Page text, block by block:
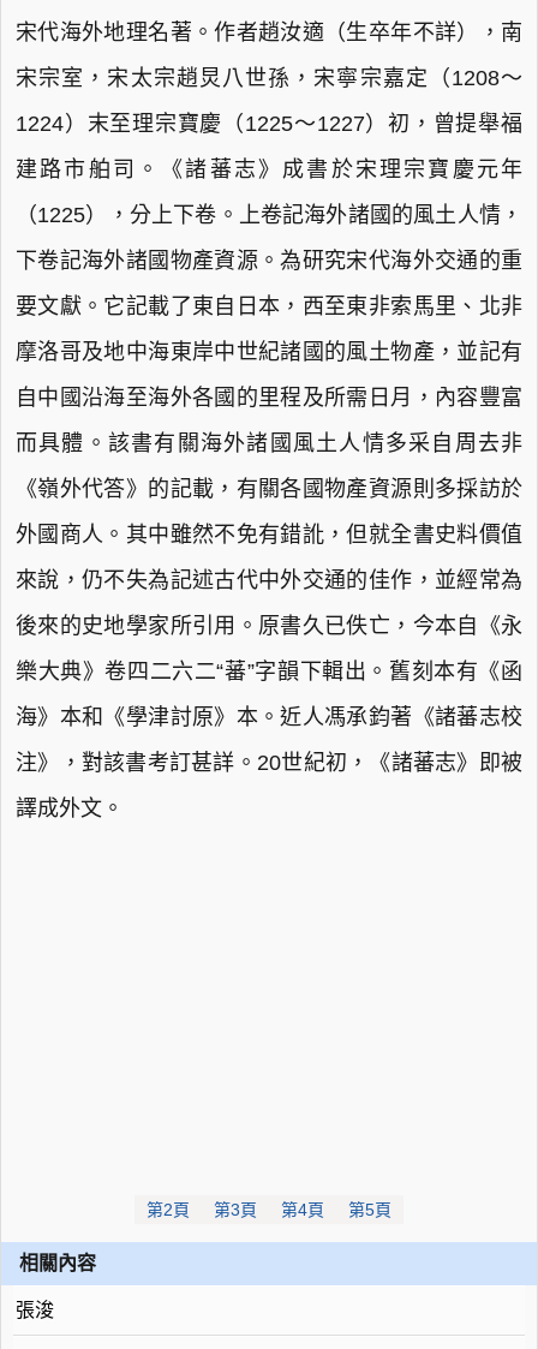
宋代海外地理名著。作者趙汝適（生卒年不詳），南
宋宗室，宋太宗趙炅八世孫，宋寧宗嘉定（1208～
1224）末至理宗寶慶（1225～1227）初，曾提舉福
建路市舶司。《諸蕃志》成書於宋理宗寶慶元年
（1225），分上下卷。上卷記海外諸國的風土人情，
下卷記海外諸國物產資源。為研究宋代海外交通的重
要文獻。它記載了東自日本，西至東非索馬里、北非
摩洛哥及地中海東岸中世紀諸國的風土物產，並記有
自中國沿海至海外各國的里程及所需日月，內容豐富
而具體。該書有關海外諸國風土人情多采自周去非
《嶺外代答》的記載，有關各國物產資源則多採訪於
外國商人。其中雖然不免有錯訛，但就全書史料價值
來說，仍不失為記述古代中外交通的佳作，並經常為
後來的史地學家所引用。原書久已佚亡，今本自《永
樂大典》卷四二六二“蕃”字韻下輯出。舊刻本有《函
海》本和《學津討原》本。近人馮承鈞著《諸蕃志校
注》，對該書考訂甚詳。20世紀初，《諸蕃志》即被
譯成外文。
第2頁 第3頁 第4頁 第5頁
相關內容
張浚